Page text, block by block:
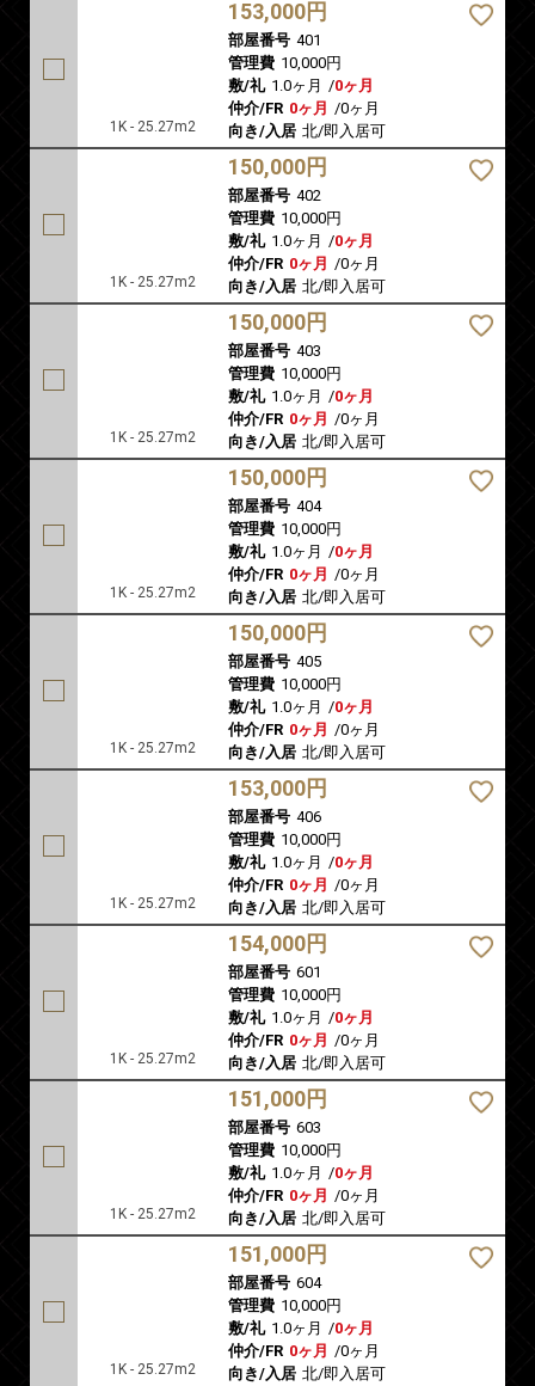
1K - 25.27m2
153,000円
部屋番号 401
管理費 10,000円
敷/礼 1.0ヶ月 /0ヶ月
仲介/FR 0ヶ月 /0ヶ月
向き/入居 北/即入居可
1K - 25.27m2
150,000円
部屋番号 402
管理費 10,000円
敷/礼 1.0ヶ月 /0ヶ月
仲介/FR 0ヶ月 /0ヶ月
向き/入居 北/即入居可
1K - 25.27m2
150,000円
部屋番号 403
管理費 10,000円
敷/礼 1.0ヶ月 /0ヶ月
仲介/FR 0ヶ月 /0ヶ月
向き/入居 北/即入居可
1K - 25.27m2
150,000円
部屋番号 404
管理費 10,000円
敷/礼 1.0ヶ月 /0ヶ月
仲介/FR 0ヶ月 /0ヶ月
向き/入居 北/即入居可
1K - 25.27m2
150,000円
部屋番号 405
管理費 10,000円
敷/礼 1.0ヶ月 /0ヶ月
仲介/FR 0ヶ月 /0ヶ月
向き/入居 北/即入居可
1K - 25.27m2
153,000円
部屋番号 406
管理費 10,000円
敷/礼 1.0ヶ月 /0ヶ月
仲介/FR 0ヶ月 /0ヶ月
向き/入居 北/即入居可
1K - 25.27m2
154,000円
部屋番号 601
管理費 10,000円
敷/礼 1.0ヶ月 /0ヶ月
仲介/FR 0ヶ月 /0ヶ月
向き/入居 北/即入居可
1K - 25.27m2
151,000円
部屋番号 603
管理費 10,000円
敷/礼 1.0ヶ月 /0ヶ月
仲介/FR 0ヶ月 /0ヶ月
向き/入居 北/即入居可
1K - 25.27m2
151,000円
部屋番号 604
管理費 10,000円
敷/礼 1.0ヶ月 /0ヶ月
仲介/FR 0ヶ月 /0ヶ月
向き/入居 北/即入居可